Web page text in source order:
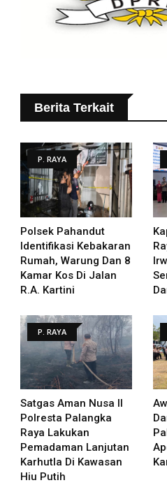
Berita Terkait
P. RAYA
Polsek Pahandut
Identifikasi Kebakaran
Rumah, Warung Dan 8
Kamar Kos Di Jalan
R.A. Kartini
P. RAYA
Satgas Aman Nusa II
Polresta Palangka
Raya Lakukan
Pemadaman Lanjutan
Karhutla Di Kawasan
Hiu Putih